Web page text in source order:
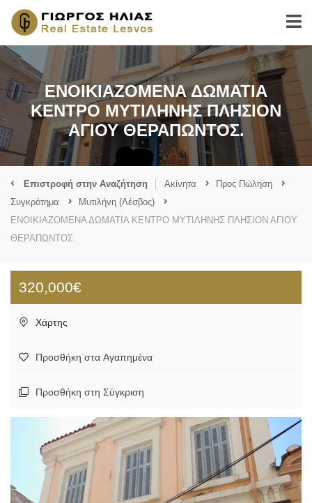
ΕΝΟΙΚΙΑΖΟΜΕΝΑ ΔΩΜΑΤΙΑ
ΚΕΝΤΡΟ ΜΥΤΙΛΗΝΗΣ ΠΛΗΣΙΟΝ
ΑΓΙΟΥ ΘΕΡΑΠΩΝΤΟΣ.
Επιστροφή στην Αναζήτηση Ακίνητα
Προς Πώληση
Συγκρότημα
Μυτιλήνη (Λέσβος)
ΕΝΟΙΚΙΑΖΟΜΕΝΑ ΔΩΜΑΤΙΑ ΚΕΝΤΡΟ ΜΥΤΙΛΗΝΗΣ ΠΛΗΣΙΟΝ ΑΓΙΟΥ
ΘΕΡΑΠΩΝΤΟΣ.
320,000€
Χάρτης
Προσθήκη στα Αγαπημένα
Προσθήκη στη Σύγκριση